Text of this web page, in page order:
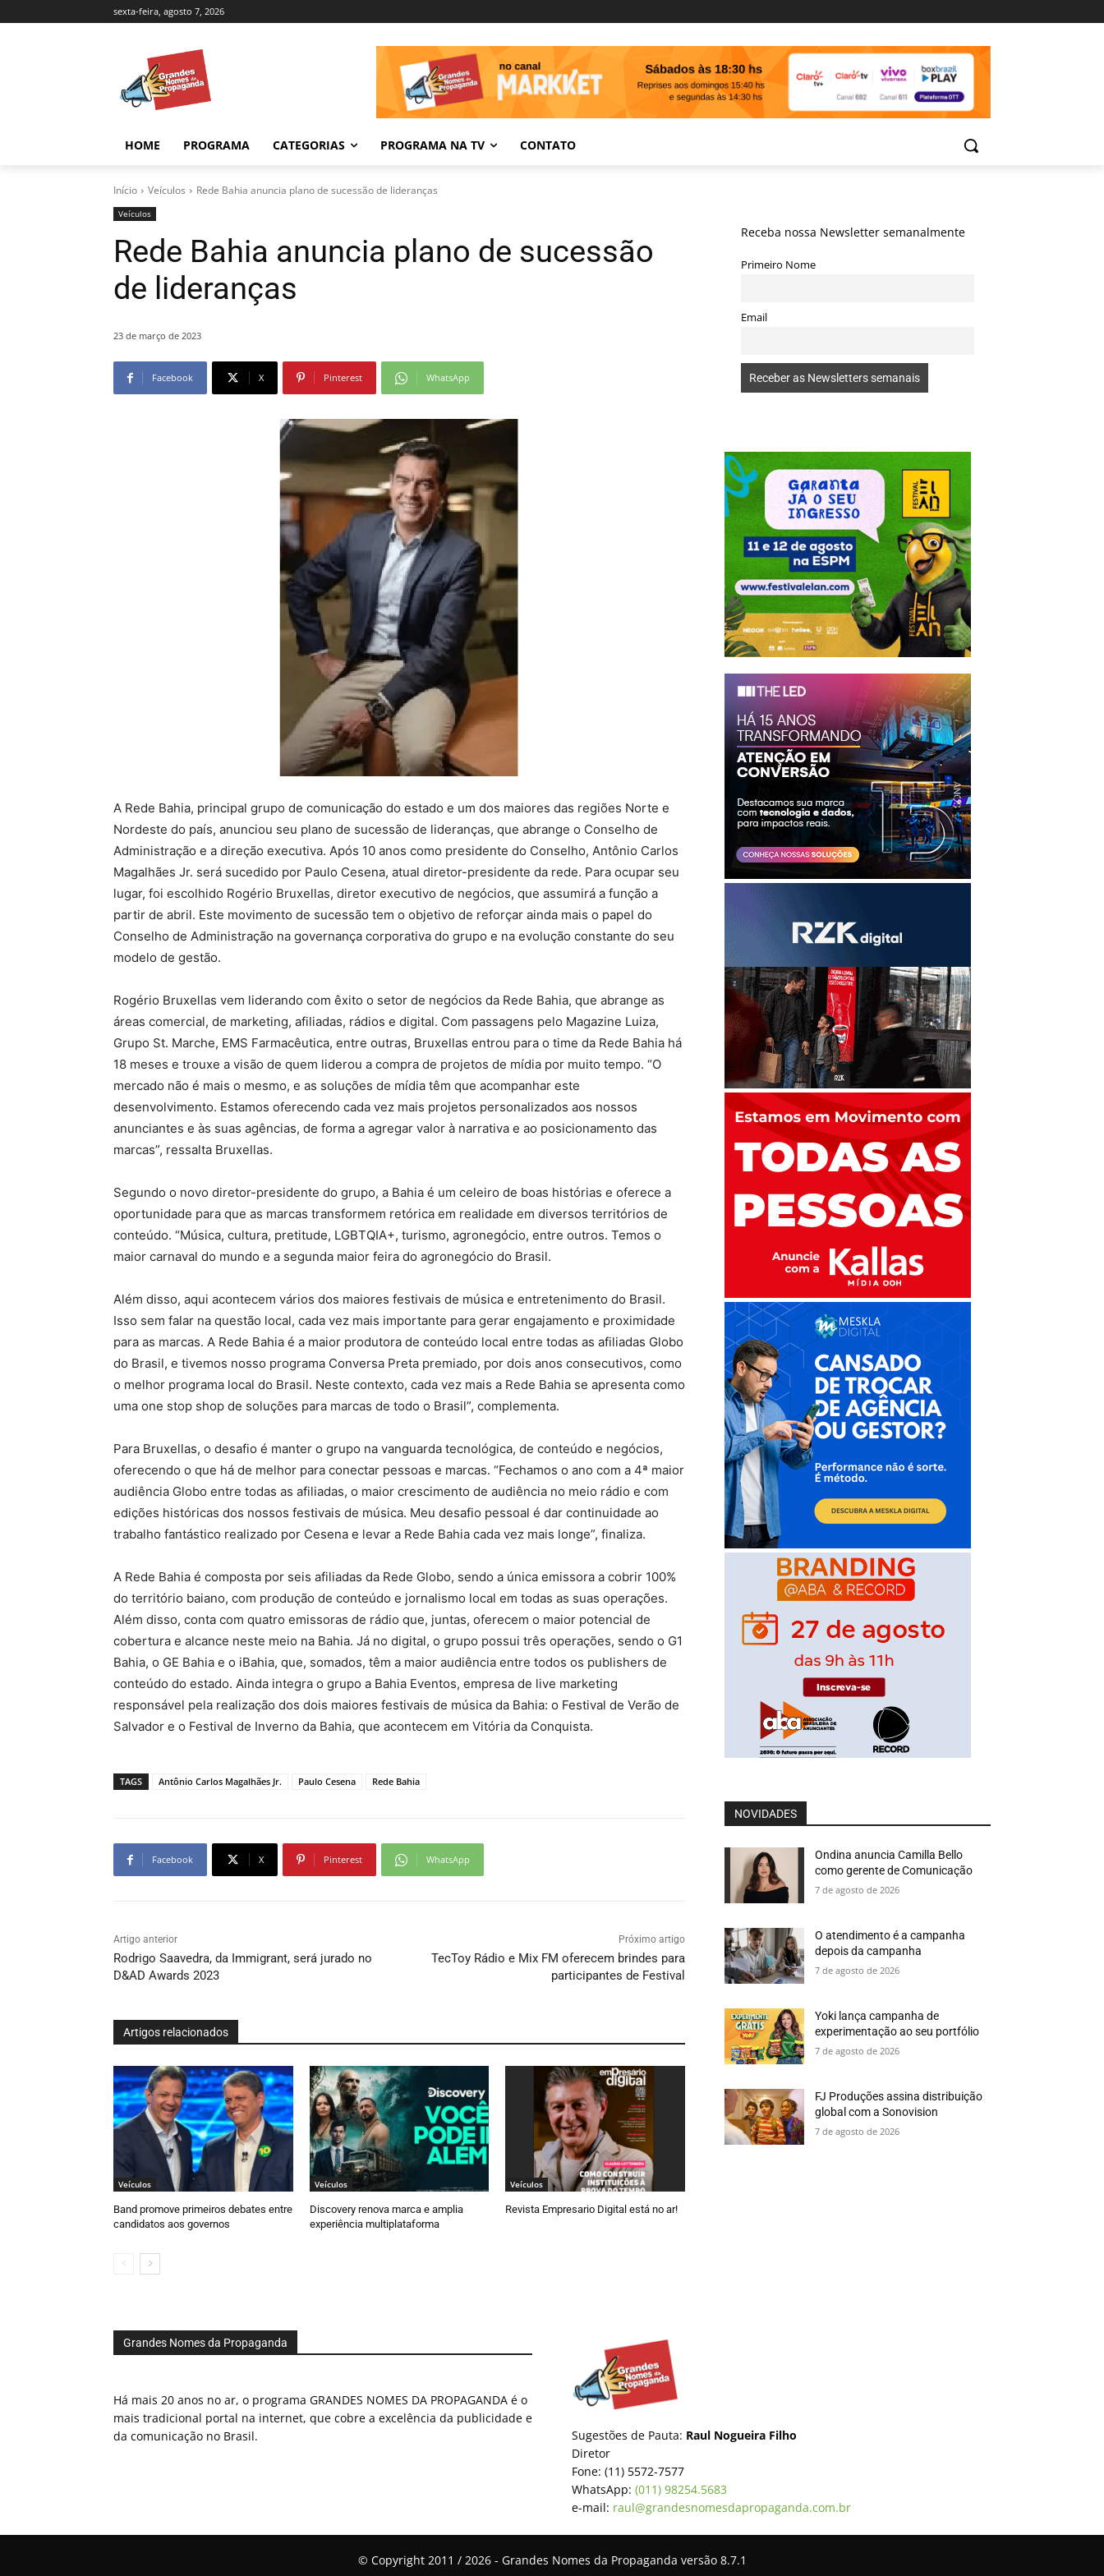
sexta-feira, agosto 7, 2026
HOME PROGRAMA CATEGORIAS PROGRAMA NA TV CONTATO
Início Veículos Rede Bahia anuncia plano de sucessão de lideranças
Veículos
Rede Bahia anuncia plano de sucessão
de lideranças
23 de março de 2023
Facebook X Pinterest WhatsApp
A Rede Bahia, principal grupo de comunicação do estado e um dos maiores das regiões Norte e
Nordeste do país, anunciou seu plano de sucessão de lideranças, que abrange o Conselho de
Administração e a direção executiva. Após 10 anos como presidente do Conselho, Antônio Carlos
Magalhães Jr. será sucedido por Paulo Cesena, atual diretor-presidente da rede. Para ocupar seu
lugar, foi escolhido Rogério Bruxellas, diretor executivo de negócios, que assumirá a função a
partir de abril. Este movimento de sucessão tem o objetivo de reforçar ainda mais o papel do
Conselho de Administração na governança corporativa do grupo e na evolução constante do seu
modelo de gestão.
Rogério Bruxellas vem liderando com êxito o setor de negócios da Rede Bahia, que abrange as
áreas comercial, de marketing, afiliadas, rádios e digital. Com passagens pelo Magazine Luiza,
Grupo St. Marche, EMS Farmacêutica, entre outras, Bruxellas entrou para o time da Rede Bahia há
18 meses e trouxe a visão de quem liderou a compra de projetos de mídia por muito tempo. “O
mercado não é mais o mesmo, e as soluções de mídia têm que acompanhar este
desenvolvimento. Estamos oferecendo cada vez mais projetos personalizados aos nossos
anunciantes e às suas agências, de forma a agregar valor à narrativa e ao posicionamento das
marcas”, ressalta Bruxellas.
Segundo o novo diretor-presidente do grupo, a Bahia é um celeiro de boas histórias e oferece a
oportunidade para que as marcas transformem retórica em realidade em diversos territórios de
conteúdo. “Música, cultura, pretitude, LGBTQIA+, turismo, agronegócio, entre outros. Temos o
maior carnaval do mundo e a segunda maior feira do agronegócio do Brasil.
Além disso, aqui acontecem vários dos maiores festivais de música e entretenimento do Brasil.
Isso sem falar na questão local, cada vez mais importante para gerar engajamento e proximidade
para as marcas. A Rede Bahia é a maior produtora de conteúdo local entre todas as afiliadas Globo
do Brasil, e tivemos nosso programa Conversa Preta premiado, por dois anos consecutivos, como
o melhor programa local do Brasil. Neste contexto, cada vez mais a Rede Bahia se apresenta como
uma one stop shop de soluções para marcas de todo o Brasil”, complementa.
Para Bruxellas, o desafio é manter o grupo na vanguarda tecnológica, de conteúdo e negócios,
oferecendo o que há de melhor para conectar pessoas e marcas. “Fechamos o ano com a 4ª maior
audiência Globo entre todas as afiliadas, o maior crescimento de audiência no meio rádio e com
edições históricas dos nossos festivais de música. Meu desafio pessoal é dar continuidade ao
trabalho fantástico realizado por Cesena e levar a Rede Bahia cada vez mais longe”, finaliza.
A Rede Bahia é composta por seis afiliadas da Rede Globo, sendo a única emissora a cobrir 100%
do território baiano, com produção de conteúdo e jornalismo local em todas as suas operações.
Além disso, conta com quatro emissoras de rádio que, juntas, oferecem o maior potencial de
cobertura e alcance neste meio na Bahia. Já no digital, o grupo possui três operações, sendo o G1
Bahia, o GE Bahia e o iBahia, que, somados, têm a maior audiência entre todos os publishers de
conteúdo do estado. Ainda integra o grupo a Bahia Eventos, empresa de live marketing
responsável pela realização dos dois maiores festivais de música da Bahia: o Festival de Verão de
Salvador e o Festival de Inverno da Bahia, que acontecem em Vitória da Conquista.
TAGS Antônio Carlos Magalhães Jr. Paulo Cesena Rede Bahia
Facebook X Pinterest WhatsApp
Artigo anterior
Rodrigo Saavedra, da Immigrant, será jurado no
D&AD Awards 2023
Próximo artigo
TecToy Rádio e Mix FM oferecem brindes para
participantes de Festival
Artigos relacionados
Veículos
Band promove primeiros debates entre
candidatos aos governos
Veículos
Discovery renova marca e amplia
experiência multiplataforma
Veículos
Revista Empresario Digital está no ar!
Receba nossa Newsletter semanalmente
Primeiro Nome
Email
NOVIDADES
Ondina anuncia Camilla Bello
como gerente de Comunicação
7 de agosto de 2026
O atendimento é a campanha
depois da campanha
7 de agosto de 2026
Yoki lança campanha de
experimentação ao seu portfólio
7 de agosto de 2026
FJ Produções assina distribuição
global com a Sonovision
7 de agosto de 2026
Grandes Nomes da Propaganda
Há mais 20 anos no ar, o programa GRANDES NOMES DA PROPAGANDA é o
mais tradicional portal na internet, que cobre a excelência da publicidade e
da comunicação no Brasil.
Sugestões de Pauta: Raul Nogueira Filho
Diretor
Fone: (11) 5572-7577
WhatsApp: (011) 98254.5683
e-mail: raul@grandesnomesdapropaganda.com.br
© Copyright 2011 / 2026 - Grandes Nomes da Propaganda versão 8.7.1